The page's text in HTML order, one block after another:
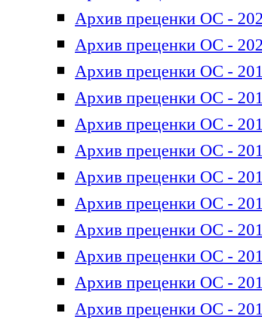
Архив преценки ОС -
Архив преценки ОС -
Архив преценки ОС -
Архив преценки ОС -
Архив преценки ОС -
Архив преценки ОС -
Архив преценки ОС -
Архив преценки ОС -
Архив преценки ОС -
Архив преценки ОС -
Архив преценки ОС -
Архив преценки ОС -